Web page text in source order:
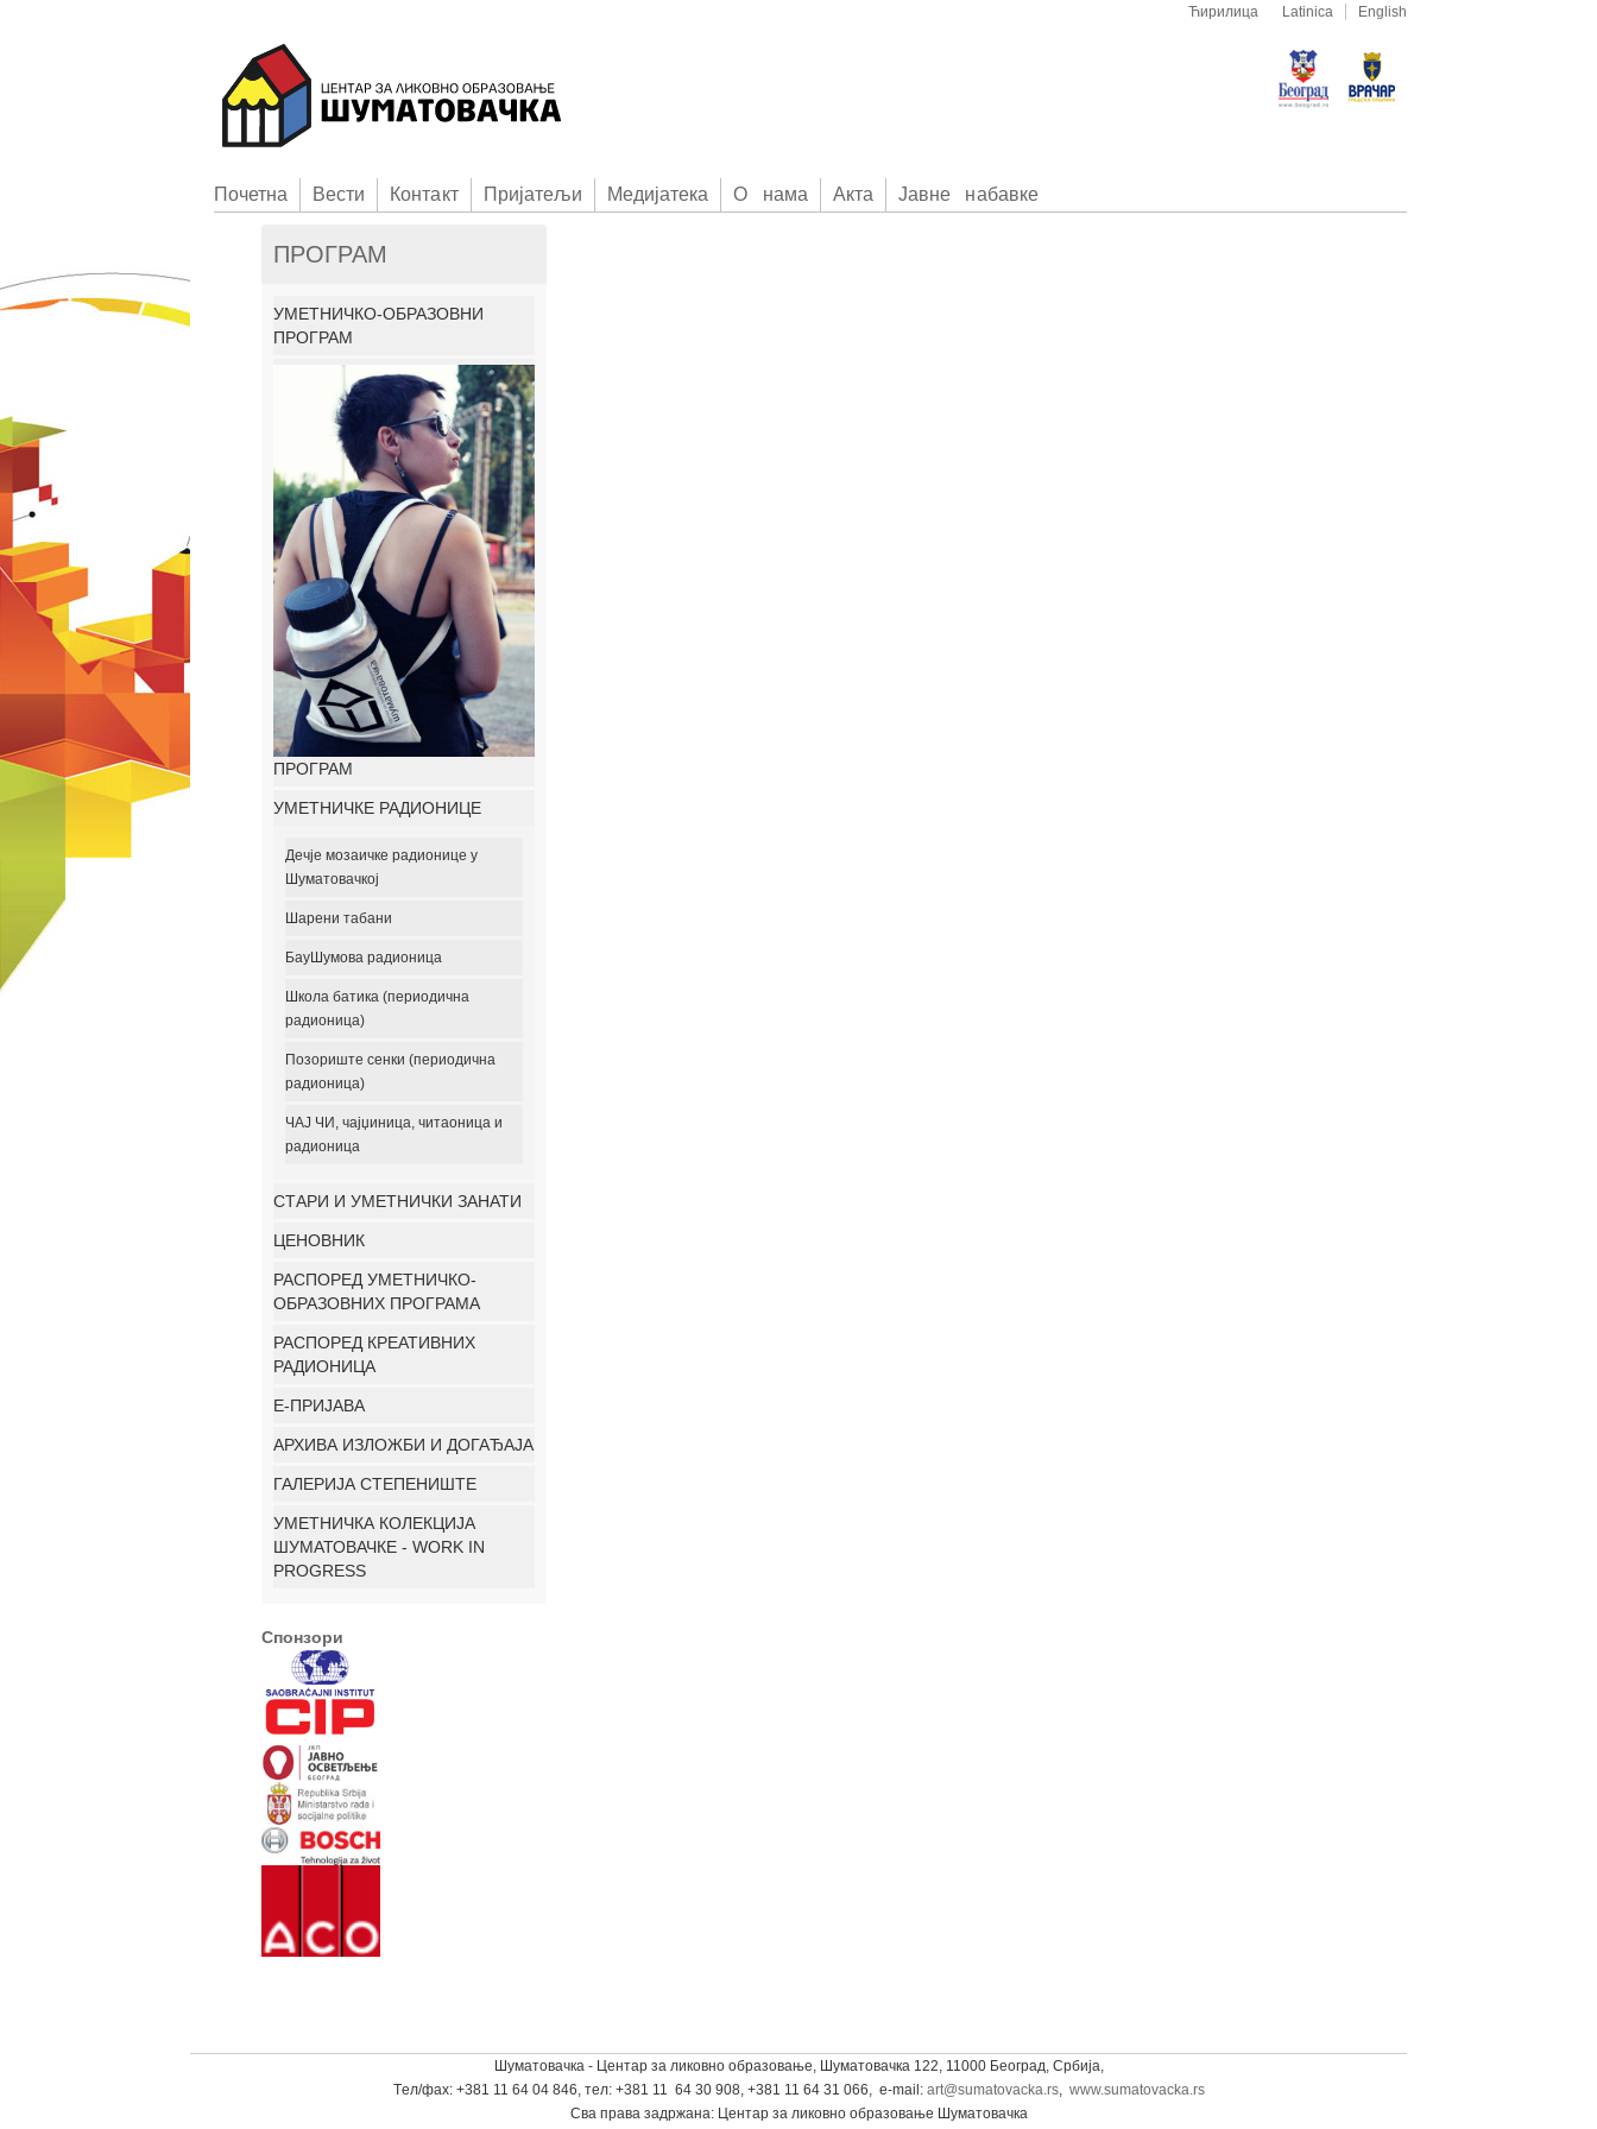
Ћирилица Latinica English
Пoчетна Вести Контакт Приjатељи Медијатека О нама Акта Јавне набавке
ПРОГРАМ
УМЕТНИЧКО-ОБРАЗОВНИ
ПРОГРАМ
ПРОГРАМ
УМЕТНИЧКЕ РАДИОНИЦЕ
Дечје мозаичке радионице у
Шуматовачкој
Шарени табани
БауШумова радионица
Школа батика (периодична
радионица)
Позориште сенки (периодична
радионица)
ЧАЈ ЧИ, чајџиница, читаоница и
радионица
СТАРИ И УМЕТНИЧКИ ЗАНАТИ
ЦЕНОВНИК
РАСПОРЕД УМЕТНИЧКО-
ОБРАЗОВНИХ ПРОГРАМА
РАСПОРЕД КРЕАТИВНИХ
РАДИОНИЦА
E-ПРИЈАВА
АРХИВА ИЗЛОЖБИ И ДОГАЂАЈА
ГАЛЕРИЈА СТЕПЕНИШТЕ
УМЕТНИЧКА КОЛЕКЦИЈА
ШУМАТОВАЧКЕ - WORK IN
PROGRESS
Спонзори
Шуматовачка - Центар за ликовно образовање, Шуматовачка 122, 11000 Београд, Србија,
Tел/фаx: +381 11 64 04 846, тел: +381 11 64 30 908, +381 11 64 31 066, e-mаil: art@sumatovacka.rs, www.sumatovacka.rs
Сва права задржана: Центар за ликовно образовање Шуматовачка